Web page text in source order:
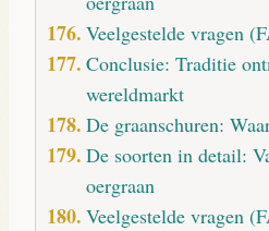
Veelgestelde vragen
Conclusie: Traditie
wereldmarkt
De graanschuren:
De soorten in detail:
oergraan
Veelgestelde vragen